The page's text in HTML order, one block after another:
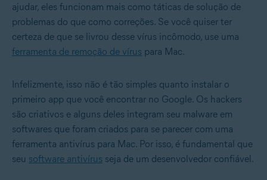
ajudar, eles funcionam mais como táticas de solução de
problemas do que como correções. Se você quiser ter
certeza de que se livrou desse vírus incômodo, use uma
ferramenta de remoção de vírus para Mac.
Infelizmente, isso não é tão simples quanto instalar o
primeiro app que você encontrar no Google. Os hackers
são criativos e alguns deles integram seu malware em
softwares que foram criados para se parecer com uma
ferramenta antivírus para Mac. Por isso, é fundamental que
seu software antivírus seja de um desenvolvedor confiável.